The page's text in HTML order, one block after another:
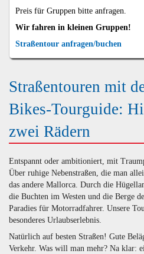
Preis für Gruppen bitte anfragen.
Wir fahren in kleinen Gruppen!
Straßentour anfragen/buchen
Straßentouren mit
Bikes-Tourguide:
zwei Rädern
Entspannt oder ambitioniert, mit
Über ruhige Nebenstraßen, die man
das andere Mallorca. Durch die
die Buchten im Westen und die Berge
Paradies für Motorradfahrer. Unsere
besonderes Urlaubserlebnis.
Natürlich auf besten Straßen! Gute
Verkehr. Was will man mehr? Na klar: